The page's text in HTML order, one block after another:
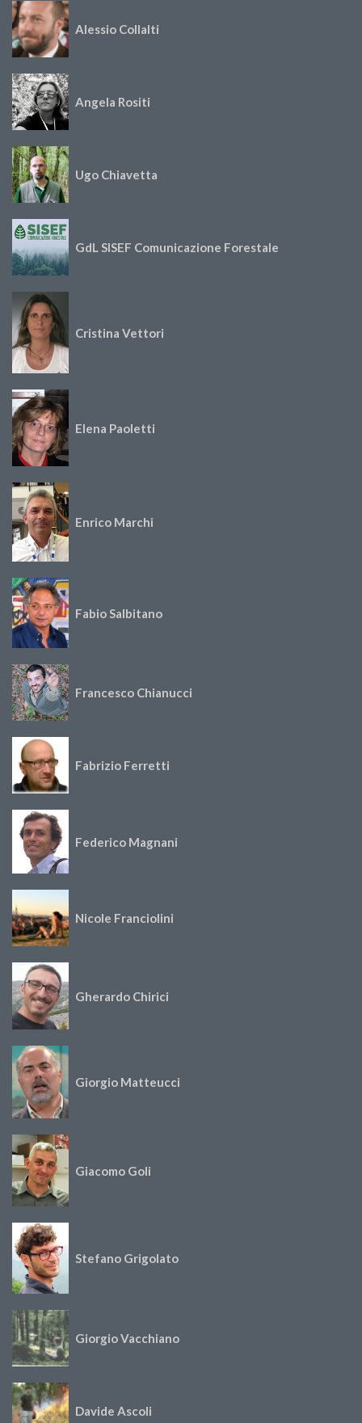
Alessio Collalti
Angela Rositi
Ugo Chiavetta
GdL SISEF Comunicazione Forestale
Cristina Vettori
Elena Paoletti
Enrico Marchi
Fabio Salbitano
Francesco Chianucci
Fabrizio Ferretti
Federico Magnani
Nicole Franciolini
Gherardo Chirici
Giorgio Matteucci
Giacomo Goli
Stefano Grigolato
Giorgio Vacchiano
Davide Ascoli